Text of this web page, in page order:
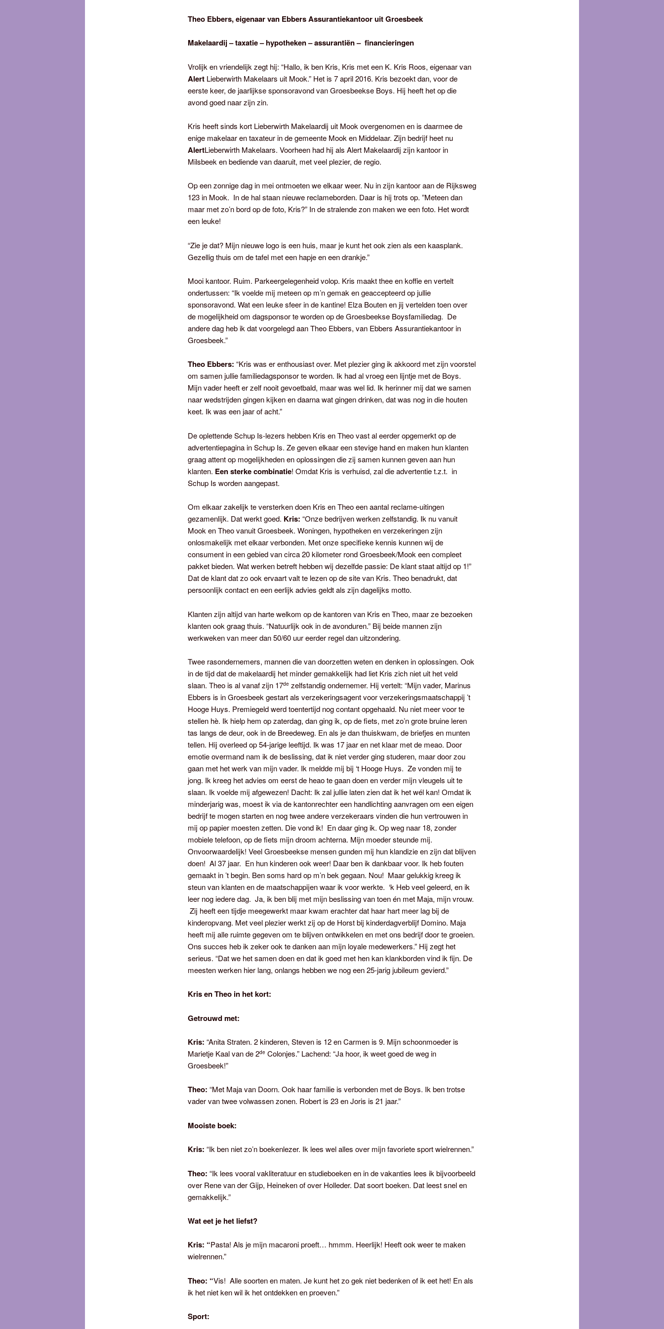
Theo Ebbers, eigenaar van Ebbers Assurantiekantoor uit Groesbeek
Makelaardij – taxatie – hypotheken – assurantiën – financieringen
Vrolijk en vriendelijk zegt hij: “Hallo, ik ben Kris, Kris met een K. Kris Roos, eigenaar van
Alert Lieberwirth Makelaars uit Mook.” Het is 7 april 2016. Kris bezoekt dan, voor de
eerste keer, de jaarlijkse sponsoravond van Groesbeekse Boys. Hij heeft het op die
avond goed naar zijn zin.
Kris heeft sinds kort Lieberwirth Makelaardij uit Mook overgenomen en is daarmee de
enige makelaar en taxateur in de gemeente Mook en Middelaar. Zijn bedrijf heet nu
AlertLieberwirth Makelaars. Voorheen had hij als Alert Makelaardij zijn kantoor in
Milsbeek en bediende van daaruit, met veel plezier, de regio.
Op een zonnige dag in mei ontmoeten we elkaar weer. Nu in zijn kantoor aan de Rijksweg
123 in Mook. In de hal staan nieuwe reclameborden. Daar is hij trots op. ”Meteen dan
maar met zo’n bord op de foto, Kris?” In de stralende zon maken we een foto. Het wordt
een leuke!
“Zie je dat? Mijn nieuwe logo is een huis, maar je kunt het ook zien als een kaasplank.
Gezellig thuis om de tafel met een hapje en een drankje.”
Mooi kantoor. Ruim. Parkeergelegenheid volop. Kris maakt thee en koffie en vertelt
ondertussen: “Ik voelde mij meteen op m’n gemak en geaccepteerd op jullie
sponsoravond. Wat een leuke sfeer in de kantine! Elza Bouten en jij vertelden toen over
de mogelijkheid om dagsponsor te worden op de Groesbeekse Boysfamiliedag. De
andere dag heb ik dat voorgelegd aan Theo Ebbers, van Ebbers Assurantiekantoor in
Groesbeek.”
Theo Ebbers: “Kris was er enthousiast over. Met plezier ging ik akkoord met zijn voorstel
om samen jullie familiedagsponsor te worden. Ik had al vroeg een lijntje met de Boys.
Mijn vader heeft er zelf nooit gevoetbald, maar was wel lid. Ik herinner mij dat we samen
naar wedstrijden gingen kijken en daarna wat gingen drinken, dat was nog in die houten
keet. Ik was een jaar of acht.”
De oplettende Schup Is-lezers hebben Kris en Theo vast al eerder opgemerkt op de
advertentiepagina in Schup Is. Ze geven elkaar een stevige hand en maken hun klanten
graag attent op mogelijkheden en oplossingen die zij samen kunnen geven aan hun
klanten. Een sterke combinatie! Omdat Kris is verhuisd, zal die advertentie t.z.t. in
Schup Is worden aangepast.
Om elkaar zakelijk te versterken doen Kris en Theo een aantal reclame-uitingen
gezamenlijk. Dat werkt goed. Kris: “Onze bedrijven werken zelfstandig. Ik nu vanuit
Mook en Theo vanuit Groesbeek. Woningen, hypotheken en verzekeringen zijn
onlosmakelijk met elkaar verbonden. Met onze specifieke kennis kunnen wij de
consument in een gebied van circa 20 kilometer rond Groesbeek/Mook een compleet
pakket bieden. Wat werken betreft hebben wij dezelfde passie: De klant staat altijd op 1!”
Dat de klant dat zo ook ervaart valt te lezen op de site van Kris. Theo benadrukt, dat
persoonlijk contact en een eerlijk advies geldt als zijn dagelijks motto.
Klanten zijn altijd van harte welkom op de kantoren van Kris en Theo, maar ze bezoeken
klanten ook graag thuis. “Natuurlijk ook in de avonduren.” Bij beide mannen zijn
werkweken van meer dan 50/60 uur eerder regel dan uitzondering.
Twee rasondernemers, mannen die van doorzetten weten en denken in oplossingen. Ook
in de tijd dat de makelaardij het minder gemakkelijk had liet Kris zich niet uit het veld
slaan. Theo is al vanaf zijn 17dezelfstandig ondernemer. Hij vertelt: “Mijn vader, Marinus
Ebbers is in Groesbeek gestart als verzekeringsagent voor verzekeringsmaatschappij ’t
Hooge Huys. Premiegeld werd toentertijd nog contant opgehaald. Nu niet meer voor te
stellen hè. Ik hielp hem op zaterdag, dan ging ik, op de fiets, met zo’n grote bruine leren
tas langs de deur, ook in de Breedeweg. En als je dan thuiskwam, de briefjes en munten
tellen. Hij overleed op 54-jarige leeftijd. Ik was 17 jaar en net klaar met de meao. Door
emotie overmand nam ik de beslissing, dat ik niet verder ging studeren, maar door zou
gaan met het werk van mijn vader. Ik meldde mij bij ‘t Hooge Huys. Ze vonden mij te
jong. Ik kreeg het advies om eerst de heao te gaan doen en verder mijn vleugels uit te
slaan. Ik voelde mij afgewezen! Dacht: Ik zal jullie laten zien dat ik het wél kan! Omdat ik
minderjarig was, moest ik via de kantonrechter een handlichting aanvragen om een eigen
bedrijf te mogen starten en nog twee andere verzekeraars vinden die hun vertrouwen in
mij op papier moesten zetten. Die vond ik! En daar ging ik. Op weg naar 18, zonder
mobiele telefoon, op de fiets mijn droom achterna. Mijn moeder steunde mij.
Onvoorwaardelijk! Veel Groesbeekse mensen gunden mij hun klandizie en zijn dat blijven
doen! Al 37 jaar. En hun kinderen ook weer! Daar ben ik dankbaar voor. Ik heb fouten
gemaakt in ’t begin. Ben soms hard op m’n bek gegaan. Nou! Maar gelukkig kreeg ik
steun van klanten en de maatschappijen waar ik voor werkte. ‘k Heb veel geleerd, en ik
leer nog iedere dag. Ja, ik ben blij met mijn beslissing van toen én met Maja, mijn vrouw.
Zij heeft een tijdje meegewerkt maar kwam erachter dat haar hart meer lag bij de
kinderopvang. Met veel plezier werkt zij op de Horst bij kinderdagverblijf Domino. Maja
heeft mij alle ruimte gegeven om te blijven ontwikkelen en met ons bedrijf door te groeien.
Ons succes heb ik zeker ook te danken aan mijn loyale medewerkers.” Hij zegt het
serieus. “Dat we het samen doen en dat ik goed met hen kan klankborden vind ik fijn. De
meesten werken hier lang, onlangs hebben we nog een 25-jarig jubileum gevierd.”
Kris en Theo in het kort:
Getrouwd met:
Kris: “Anita Straten. 2 kinderen, Steven is 12 en Carmen is 9. Mijn schoonmoeder is
Marietje Kaal van de 2deColonjes.” Lachend: “Ja hoor, ik weet goed de weg in
Groesbeek!”
Theo: “Met Maja van Doorn. Ook haar familie is verbonden met de Boys. Ik ben trotse
vader van twee volwassen zonen. Robert is 23 en Joris is 21 jaar.”
Mooiste boek:
Kris: “Ik ben niet zo’n boekenlezer. Ik lees wel alles over mijn favoriete sport wielrennen.”
Theo: “Ik lees vooral vakliteratuur en studieboeken en in de vakanties lees ik bijvoorbeeld
over Rene van der Gijp, Heineken of over Holleder. Dat soort boeken. Dat leest snel en
gemakkelijk.”
Wat eet je het liefst?
Kris: “Pasta! Als je mijn macaroni proeft… hmmm. Heerlijk! Heeft ook weer te maken
wielrennen.”
Theo: “Vis! Alle soorten en maten. Je kunt het zo gek niet bedenken of ik eet het! En als
ik het niet ken wil ik het ontdekken en proeven.”
Sport: